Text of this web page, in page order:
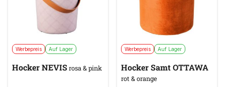
Werbepreis Auf Lager
Hocker NEVISrosa & pink
Werbepreis Auf Lager
Hocker Samt OTTAWA
rot & orange